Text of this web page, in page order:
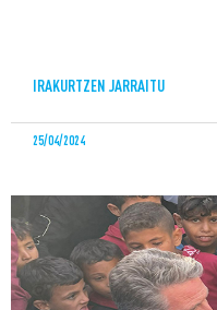
IRAKURTZEN JARRAITU
25/04/2024